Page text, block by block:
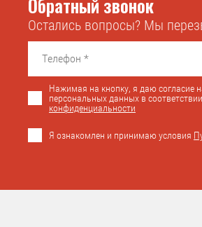
Обратный звонок
Остались вопросы? Мы
Нажимая на кнопку, я даю согласие
персональных данных в
конфиденциальности
Я ознакомлен и принимаю условия